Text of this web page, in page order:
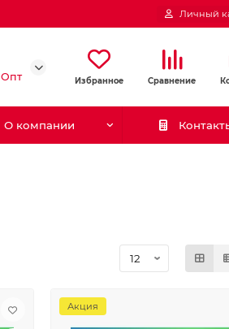
Личный
Опт Избранное Сравнение
О компании
Акция